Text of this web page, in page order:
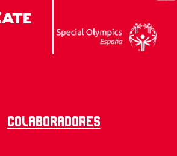
Colaboradores